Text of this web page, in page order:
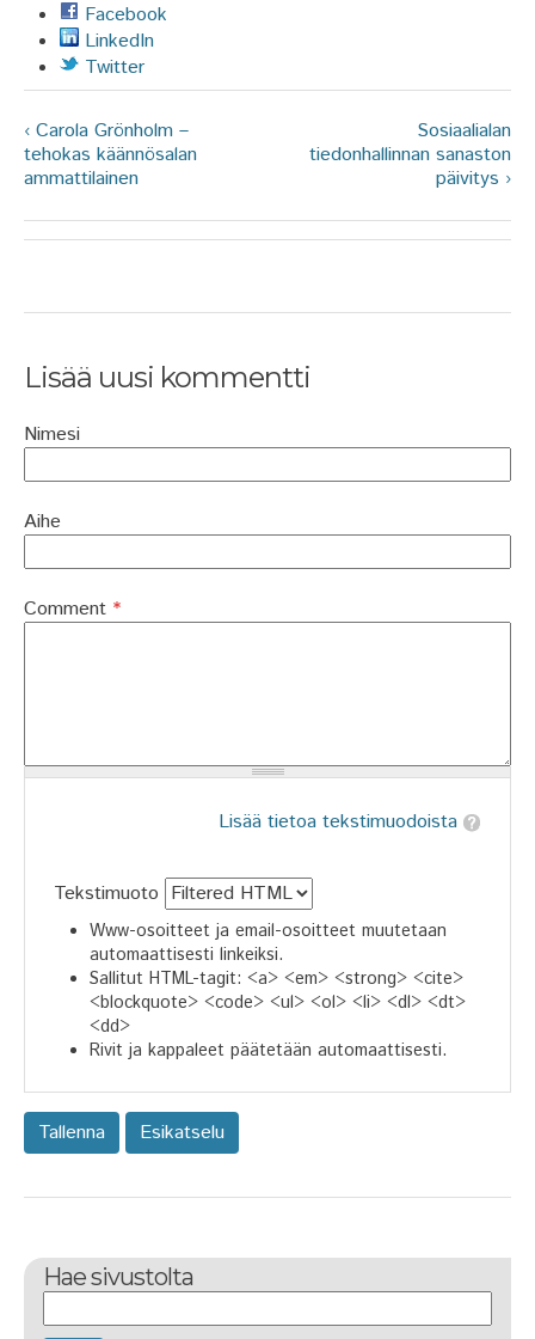
Facebook
LinkedIn
Twitter
‹ Carola Grönholm –
tehokas käännösalan
ammattilainen
Sosiaalialan
tiedonhallinnan sanaston
päivitys ›
Lisää uusi kommentti
Nimesi
Aihe
Comment *
Lisää tietoa tekstimuodoista
Tekstimuoto
Www-osoitteet ja email-osoitteet muutetaan
automaattisesti linkeiksi.
Sallitut HTML-tagit: <a> <em> <strong> <cite>
<blockquote> <code> <ul> <ol> <li> <dl> <dt>
<dd>
Rivit ja kappaleet päätetään automaattisesti.
Hae sivustolta